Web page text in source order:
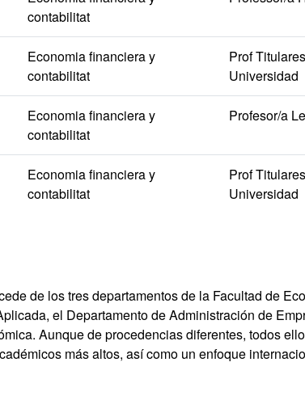
contabilitat
Economia financiera y
contabilitat
Prof
Universidad
Economia financiera y
contabilitat
Profesor/a
Economia financiera y
contabilitat
Prof
Universidad
de los tres departamentos de la Facultad de
el Departamento de Administración de
Aunque de procedencias diferentes, todos
más altos, así como un enfoque